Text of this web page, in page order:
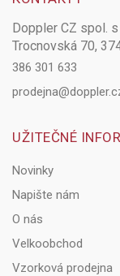
Doppler CZ spol. s
Trocnovská 70,
386 301 633
UŽITEČNÉ
Novinky
Napište nám
O nás
Velkoobchod
Vzorková prodejna